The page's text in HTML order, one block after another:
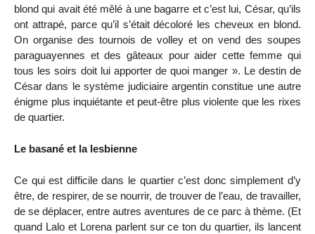
blond qui avait été mêlé à une bagarre et c’est lui, César, qu’ils
ont attrapé, parce qu’il s’était décoloré les cheveux en blond.
On organise des tournois de volley et on vend des soupes
paraguayennes et des gâteaux pour aider cette femme qui
tous les soirs doit lui apporter de quoi manger ». Le destin de
César dans le système judiciaire argentin constitue une autre
énigme plus inquiétante et peut-être plus violente que les rixes
de quartier.
Le basané et la lesbienne
Ce qui est difficile dans le quartier c’est donc simplement d’y
être, de respirer, de se nourrir, de trouver de l’eau, de travailler,
de se déplacer, entre autres aventures de ce parc à thème. (Et
quand Lalo et Lorena parlent sur ce ton du quartier, ils lancent